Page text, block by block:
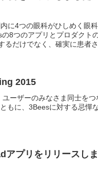
に4つの眼科がひしめく眼
8つのアプリとプロダクトの
るだけでなく、確実に患者
2015
ーザーのみなさま同士をつ
もに、3Beesに対する忌憚
アプリをリリースし